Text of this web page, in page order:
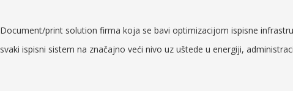
Document/print solution firma koja se bavi optimizacijom ispisne
svaki ispisni sistem na značajno veći nivo uz uštede u energiji,